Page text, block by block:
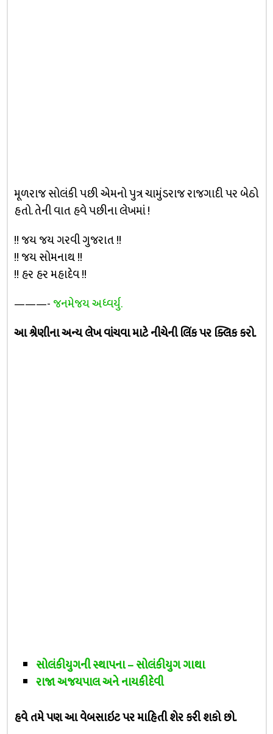
મૂળરાજ સોલંકી પછી એમનો પુત્ર ચામુંડરાજ રાજગાદી પર બેઠો
હતો. તેની વાત હવે પછીના લેખમાં !
!! જય જય ગરવી ગુજરાત !!
!! જય સોમનાથ !!
!! હર હર મહાદેવ !!
———-જનમેજય અધ્વર્યુ.
આ શ્રેણીના અન્ય લેખ વાંચવા માટે નીચેની લિંક પર ક્લિક કરો.
સોલંકીયુગની સ્થાપના – સોલંકીયુગ ગાથા
રાજા અજયપાલ અને નાયકીદેવી
હવે તમે પણ આ વેબસાઇટ પર માહિતી શેર કરી શકો છો.